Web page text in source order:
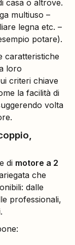
casa o altrove.
multiuso –
legna etc. –
potare).
caratteristiche
loro
criteri chiave
la facilità di
volta
di motore a 2
che
dalle
professionali,